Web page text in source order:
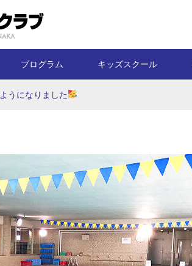
プログラム キッズスクール
うになりました